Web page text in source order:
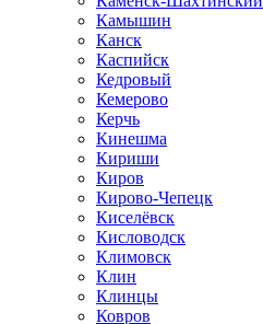
Камышин
Канск
Каспийск
Кедровый
Кемерово
Керчь
Кинешма
Кириши
Киров
Кирово-Чепецк
Киселёвск
Кисловодск
Климовск
Клин
Клинцы
Ковров